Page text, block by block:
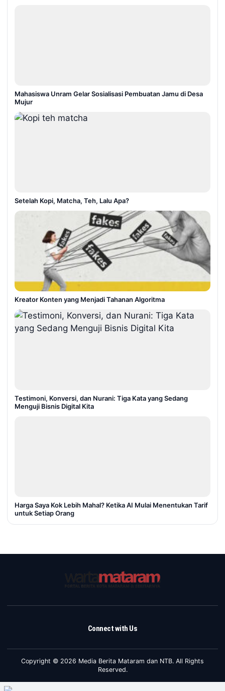
Mahasiswa Unram Gelar Sosialisasi Pembuatan Jamu di Desa
Mujur
Setelah Kopi, Matcha, Teh, Lalu Apa?
Kreator Konten yang Menjadi Tahanan Algoritma
Testimoni, Konversi, dan Nurani: Tiga Kata yang Sedang
Menguji Bisnis Digital Kita
Harga Saya Kok Lebih Mahal? Ketika AI Mulai Menentukan Tarif
untuk Setiap Orang
Connect with Us
Copyright © 2026 Media Berita Mataram dan NTB. All Rights
Reserved.